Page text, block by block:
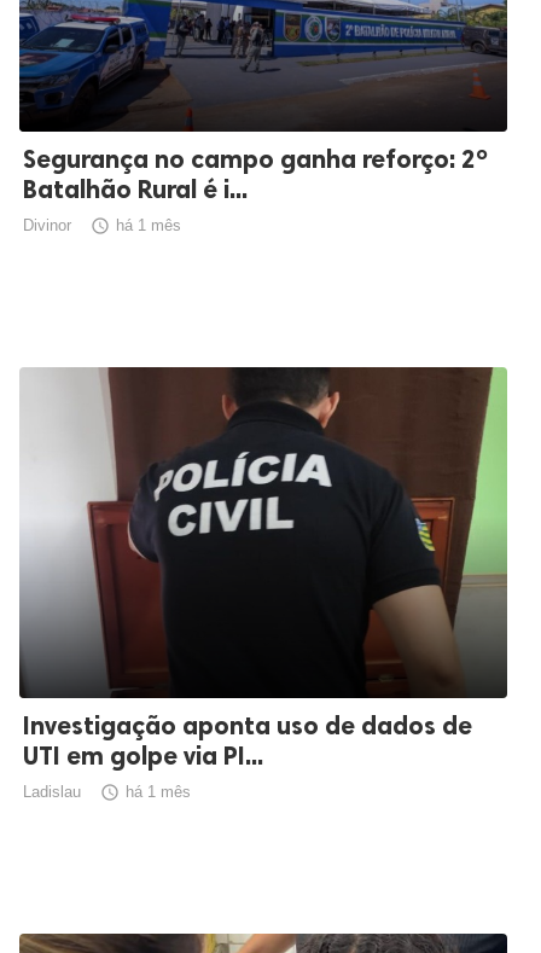
Segurança no campo ganha reforço: 2º
Batalhão Rural é i...
Divinor  há 1 mês
Investigação aponta uso de dados de
UTI em golpe via PI...
Ladislau  há 1 mês